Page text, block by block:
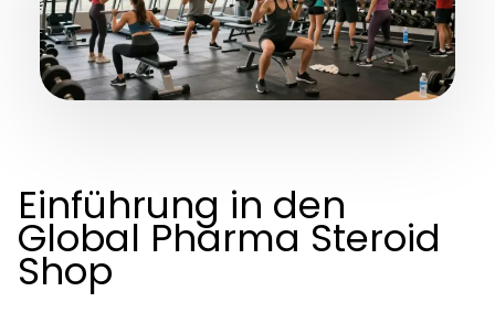
Einführung in den
Global Pharma Steroid
Shop